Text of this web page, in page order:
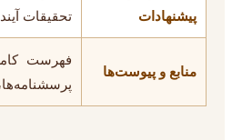
پیشنهادات
تحقیقات
منابع و پیوست‌ها
فهرست